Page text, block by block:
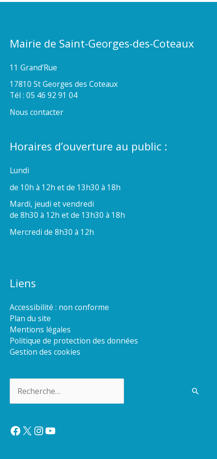
Mairie de Saint-Georges-des-Coteaux
11 Grand’Rue
17810 St Georges des Coteaux
Tél : 05 46 92 91 04
Nous contacter
Horaires d’ouverture au public :
Lundi
de 10h à 12h et de 13h30 à 18h
Mardi, jeudi et vendredi
de 8h30 à 12h et de 13h30 à 18h
Mercredi de 8h30 à 12h
Liens
Accessibilité : non conforme
Plan du site
Mentions légales
Politique de protection des données
Gestion des cookies
Facebook
X Instagram
YouTube